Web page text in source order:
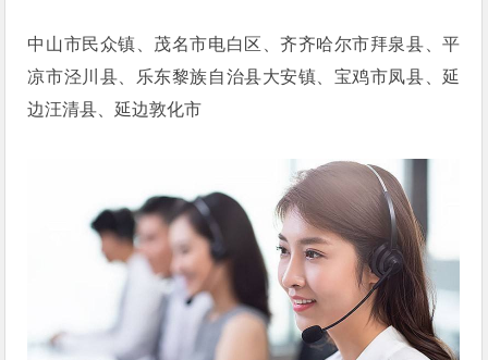
中山市民众镇、茂名市电白区、齐齐哈尔市拜泉县、平
凉市泾川县、乐东黎族自治县大安镇、宝鸡市凤县、延
边汪清县、延边敦化市